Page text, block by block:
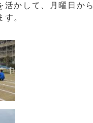
活かして、月曜日か
。